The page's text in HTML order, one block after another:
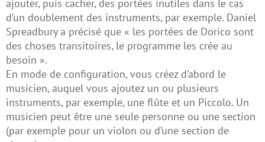
ajouter, puis cacher, des portées inutiles dans le cas
d’un doublement des instruments, par exemple. Daniel
Spreadbury a précisé que « les portées de Dorico sont
des choses transitoires, le programme les crée au
besoin ».
En mode de configuration, vous créez d’abord le
musicien, auquel vous ajoutez un ou plusieurs
instruments, par exemple, une flûte et un Piccolo. Un
musicien peut être une seule personne ou une section
(par exemple pour un violon ou d’une section de